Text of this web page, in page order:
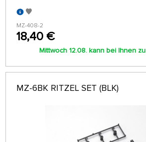
MZ-408-2
18,40 €
Mittwoch 12.08. kann bei Ihnen
MZ-6BK RITZEL SET (BLK)